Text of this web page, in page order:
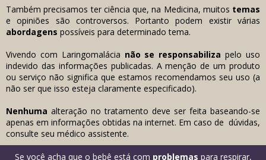
Também precisamos ter ciência que, na Medicina, muitos temas
e opiniões são controversos. Portanto podem existir várias
abordagens possíveis para determinado tema.
Vivendo com Laringomalácia não se responsabilizapelo uso
indevido das informações publicadas. A menção de um produto
ou serviço não significa que estamos recomendamos seu uso (a
não ser que isso esteja claramente especificado).
Nenhuma alteração no tratamento deve ser feita baseando-se
apenas em informações obtidas na internet. Em caso de dúvidas,
consulte seu médico assistente.
Se você acha que o bebê está com problemas para respirar,